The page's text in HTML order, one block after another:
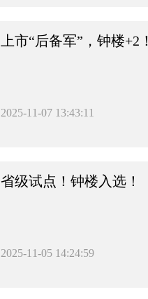
上市“后备军”，钟楼+2！
2025-11-07 13:43:11
省级试点！钟楼入选！
2025-11-05 14:24:59